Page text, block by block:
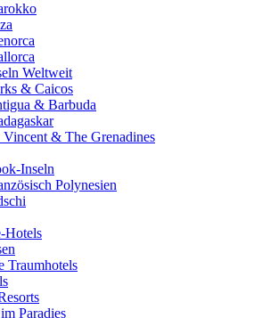
Weltweit
& Caicos
& Barbuda
Vincent & The Grenadines
Inseln
Polynesien
Hotels
Traumhotels
Paradies